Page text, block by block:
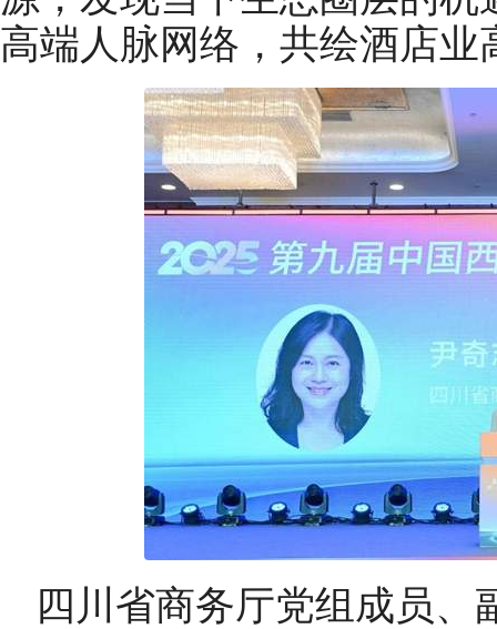
高端人脉网络，共绘酒店
四川省商务厅党组成员